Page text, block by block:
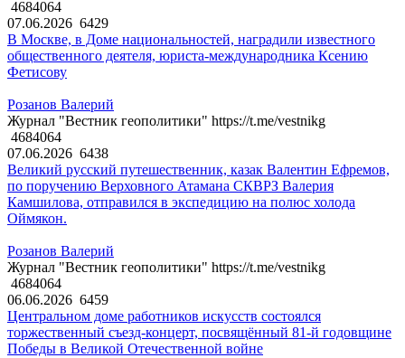
4684064
07.06.2026 6429
В Москве, в Доме национальностей, наградили известного
общественного деятеля, юриста-международника Ксению
Фетисову
Розанов Валерий
Журнал "Вестник геополитики" https://t.me/vestnikg
4684064
07.06.2026 6438
Великий русский путешественник, казак Валентин Ефремов,
по поручению Верховного Атамана СКВРЗ Валерия
Камшилова, отправился в экспедицию на полюс холода
Оймякон.
Розанов Валерий
Журнал "Вестник геополитики" https://t.me/vestnikg
4684064
06.06.2026 6459
Центральном доме работников искусств состоялся
торжественный съезд-концерт, посвящённый 81-й годовщине
Победы в Великой Отечественной войне